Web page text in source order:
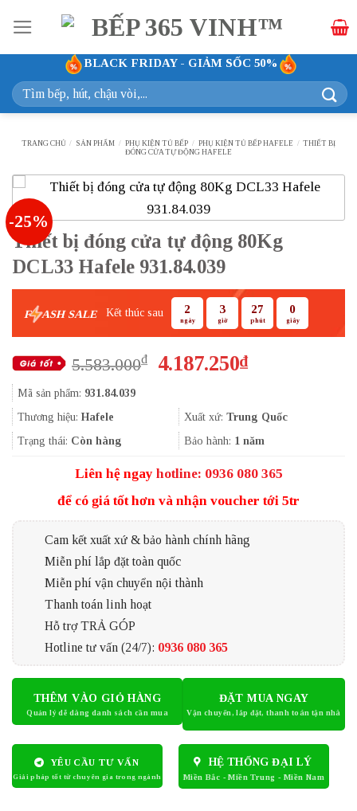
qua
nội
dung
BLACK FRIDAY - GIẢM SỐC 50%
Tìm
kiếm:
TRANG CHỦ / SẢN PHẨM / PHỤ KIỆN TỦ BẾP / PHỤ KIỆN TỦ BẾP HAFELE / THIẾT BỊ
ĐÓNG CỬA TỰ ĐỘNG HAFELE
-25%
Thiết bị đóng cửa tự động 80Kg
DCL33 Hafele 931.84.039
F ASH SALE Kết thúc sau 2
ngày
3
giờ
26
phút
59
giây
5.583.000₫
Giá
5.583.000₫.
4.187.250₫Giá
là:
4.187.250₫.
Mã sản phẩm: 931.84.039
Thương hiệu: Hafele Xuất xứ: Trung Quốc
Trạng thái: Còn hàng Bảo hành: 1 năm
Liên hệ ngay hotline: 0936 080 365
để có giá tốt hơn và nhận voucher tới 5tr
Cam kết xuất xứ & bảo hành chính hãng
Miễn phí lắp đặt toàn quốc
Miễn phí vận chuyển nội thành
Thanh toán linh hoạt
Hỗ trợ TRẢ GÓP
Hotline tư vấn (24/7): 0936 080 365
THÊM VÀO GIỎ HÀNG ĐẶT MUA NGAY
YÊU CẦU TƯ VẤN HỆ THỐNG ĐẠI LÝ